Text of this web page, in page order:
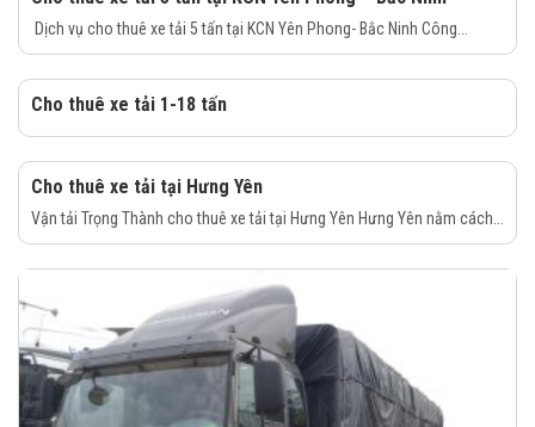
Dịch vụ cho thuê xe tải 5 tấn tại KCN Yên Phong- Bắc Ninh Công...
Cho thuê xe tải 1-18 tấn
Cho thuê xe tải tại Hưng Yên
Vận tải Trọng Thành cho thuê xe tải tại Hưng Yên Hưng Yên nằm cách...